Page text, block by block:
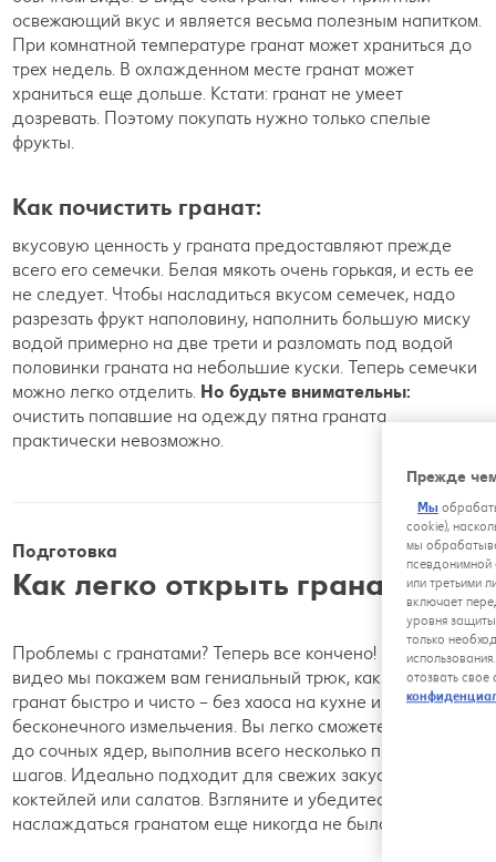
освежающий вкус и является весьма полезным напитком.
При комнатной температуре гранат может храниться до
трех недель. В охлажденном месте гранат может
храниться еще дольше. Кстати: гранат не умеет
дозревать. Поэтому покупать нужно только спелые
фрукты.
Как почистить гранат:
вкусовую ценность у граната предоставляют прежде
всего его семечки. Белая мякоть очень горькая, и есть ее
не следует. Чтобы насладиться вкусом семечек, надо
разрезать фрукт наполовину, наполнить большую миску
водой примерно на две трети и разломать под водой
половинки граната на небольшие куски. Теперь семечки
можно легко отделить. Но будьте внимательны:
очистить попавшие на одежду пятна граната
практически невозможно.
Подготовка
Как легко открыть гранат?
Проблемы с гранатами? Теперь все кончено! В нашем
видео мы покажем вам гениальный трюк, как открыть
гранат быстро и чисто – без хаоса на кухне и без
бесконечного измельчения. Вы легко сможете добраться
до сочных ядер, выполнив всего несколько простых
шагов. Идеально подходит для свежих закусок,
коктейлей или салатов. Взгляните и убедитесь сами –
наслаждаться гранатом еще никогда не было так просто!
Прежде
Мы
cookie),
мы
псевдонимной
или третьими
включает
уровня
только
отозвать